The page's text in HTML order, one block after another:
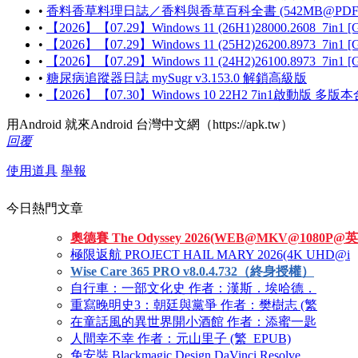
• 香料香草料理日誌／香料與香草百科全書
•
【2026】【07.29】Windows 11 (26H1)28000.2608_7in1
•
【2026】【07.29】Windows 11 (25H2)26200.8973_7in1
•
【2026】【07.29】Windows 11 (24H2)26100.8973_7in1
• 糖尿病追蹤器日誌 mySugr v3.153.0 解鎖高級版
•
【2026】【07.30】Windows 10 22H2 7in1啟動版 多版
用Android 就來Android 台灣中文網（https://apk.tw）
回覆
使用道具 舉報
今日熱門文章
奧德賽 The Odyssey 2026(WEB@MKV@1080P@英
極限返航 PROJECT HAIL MARY 2026(4K UHD@i
Wise Care 365 PRO v8.0.4.732（終身授權）
自行車：一部文化史 作者：漢斯．埃哈德．
重寫晚明史3：朝廷與黨爭 作者：樊樹志 (繁
在童話風的異世界開小酒館 作者：添蜜一匙
人間幸不幸 作者：元山里子 (繁_EPUB)
免安裝 Blackmagic Design DaVinci Resolve